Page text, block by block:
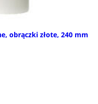
obrączki złote, 240 mm